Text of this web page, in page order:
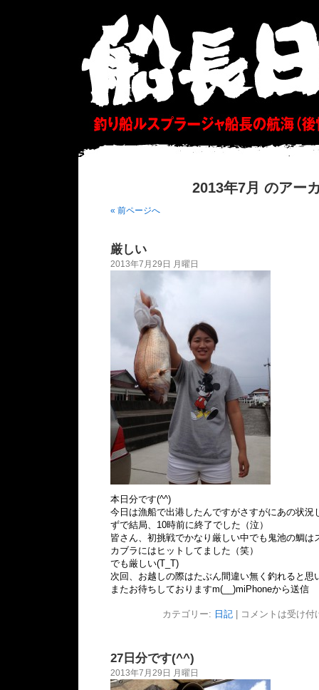
2013年7月 のアー
« 前ページへ
厳しい
2013年7月29日 月曜日
本日分です(^^)
今日は漁船で出港したんですがさすがにあの状況
ずで結局、10時前に終了でした（泣）
皆さん、初挑戦でかなり厳しい中でも鬼池の鯛は
カブラにはヒットしてました（笑）
でも厳しい(T_T)
次回、お越しの際はたぶん間違い無く釣れると思
またお待ちしておりますm(__)miPhoneから送信
カテゴリー: 日記| コメントは受け付
27日分です(^^)
2013年7月29日 月曜日